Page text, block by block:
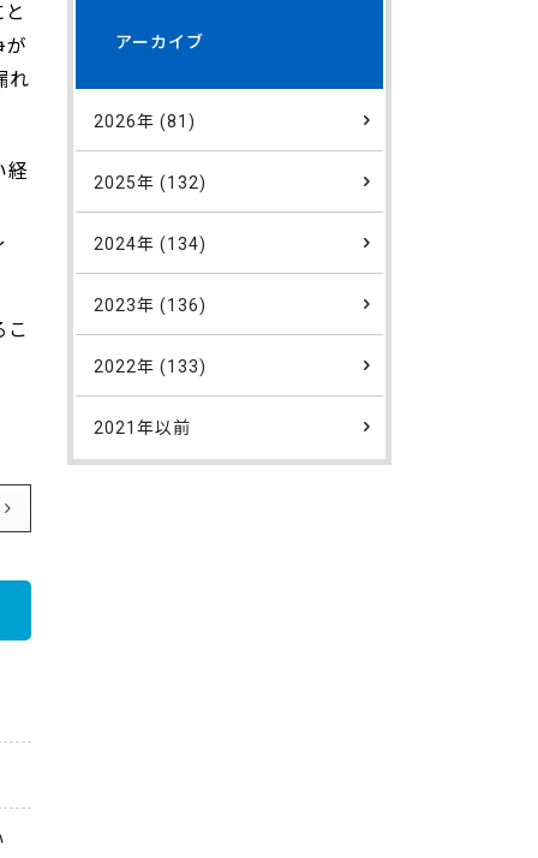
が
れ
経
こ
アーカイブ
2026年 (81)
2025年 (132)
2024年 (134)
2023年 (136)
2022年 (133)
2021年以前